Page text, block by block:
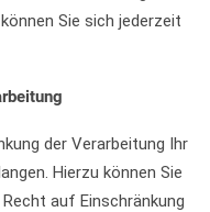
Sie sich jederzeit
der Verarbeitung Ihrer
Hierzu können Sie
auf Einschränkung